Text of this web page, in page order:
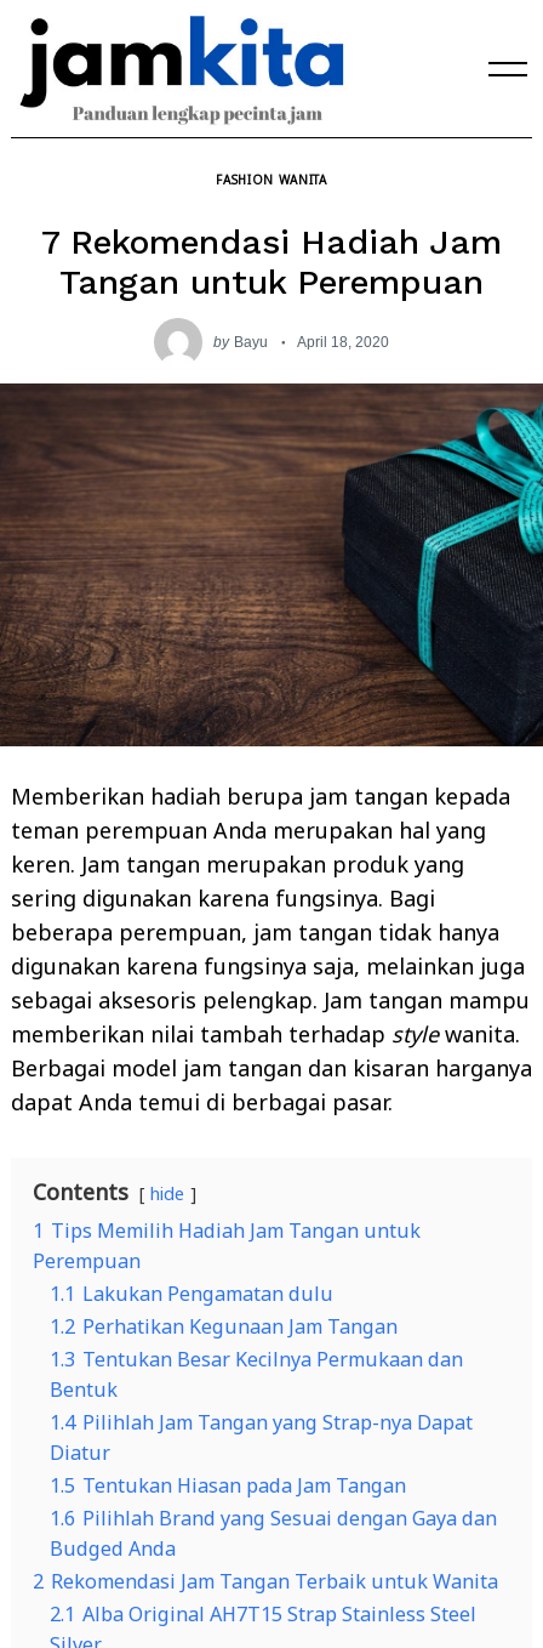
Skip
content
FASHION WANITA
7 Rekomendasi Hadiah Jam
Tangan untuk Perempuan
by Bayu April 18, 2020
Memberikan hadiah berupa jam tangan kepada
teman perempuan Anda merupakan hal yang
keren. Jam tangan merupakan produk yang
sering digunakan karena fungsinya. Bagi
beberapa perempuan, jam tangan tidak hanya
digunakan karena fungsinya saja, melainkan juga
sebagai aksesoris pelengkap. Jam tangan mampu
memberikan nilai tambah terhadap stylewanita.
Berbagai model jam tangan dan kisaran harganya
dapat Anda temui di berbagai pasar.
Contents hide
1 Tips Memilih Hadiah Jam Tangan untuk
Perempuan
1.1 Lakukan Pengamatan dulu
1.2 Perhatikan Kegunaan Jam Tangan
1.3 Tentukan Besar Kecilnya Permukaan dan
Bentuk
1.4 Pilihlah Jam Tangan yang Strap-nya Dapat
Diatur
1.5 Tentukan Hiasan pada Jam Tangan
1.6 Pilihlah Brand yang Sesuai dengan Gaya dan
Budged Anda
2 Rekomendasi Jam Tangan Terbaik untuk Wanita
2.1 Alba Original AH7T15 Strap Stainless Steel